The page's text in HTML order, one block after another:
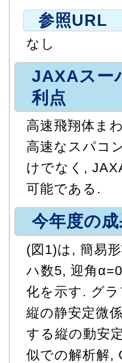
参照URL
なし
JAXAスー
利点
高速飛翔体ま
高速なスパコ
けでなく,
可能である.
今年度の成
(図1)は, 簡易
ハ数5, 迎角
化を示す. グ
縦の静安定微
する縦の動安
似での解析解,